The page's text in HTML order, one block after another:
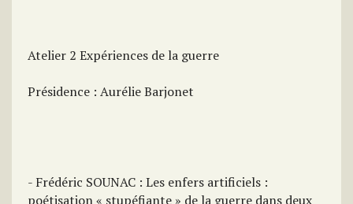
Atelier 2 Expériences de la guerre
Présidence : Aurélie Barjonet
- Frédéric SOUNAC : Les enfers artificiels :
poétisation « stupéfiante » de la guerre dans deux